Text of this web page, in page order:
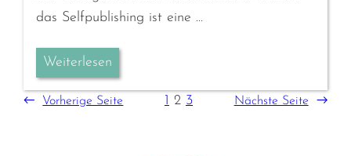
das Selfpublishing ist eine …
Weiterlesen
← Vorherige Seite 1 2 3 Nächste Seite →